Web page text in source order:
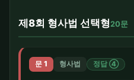
제8회 형사법 선택형20문
문 1 형사법 정답 ④